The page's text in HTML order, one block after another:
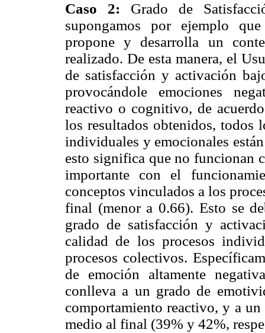
Caso 2: Grado de
supongamos por ejemplo
propone y desarrolla un
realizado. De esta manera, el
de satisfacción y activación
provocándole emociones
reactivo o cognitivo, de
los resultados obtenidos, todos
individuales y emocionales
esto significa que no funcionan
importante con el
conceptos vinculados a los
final (menor a 0.66). Esto se
grado de satisfacción y
calidad de los procesos
procesos colectivos.
de emoción altamente
conlleva a un grado de
comportamiento reactivo, y a
medio al final (39% y 42%,